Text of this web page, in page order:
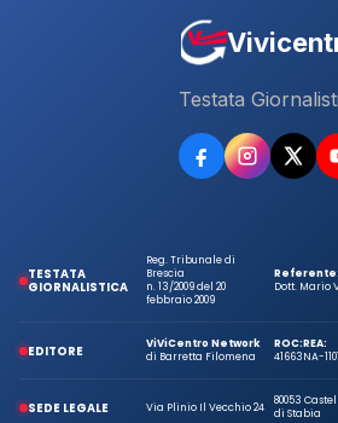
Testata
TESTATA
GIORNALISTICA
Reg. Tribunale di
Brescia
n. 13/2009 del 20
febbraio 2009
Referente:
Dott. Mario
EDITORE
ViViCentro Network
di Barretta Filomena
ROC:
41663
REA:
NA-
SEDE LEGALE Via Plinio Il Vecchio 24
80053
di Stabia